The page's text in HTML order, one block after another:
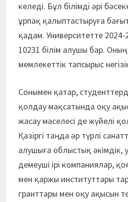
келеді. Бұл білімді әрі
ұрпақ қалыптастыруға
қадам. Университетте
10231 білім алушы бар.
мемлекеттік тапсырыс
Сонымен қатар,
қолдау мақсатында оқу
жасау мәселесі де жүйелі
Қазіргі таңда әр түрлі
алушыға облыстық әкімдік,
демеуші ірі компаниялар,
мен қаржы институттары
гранттары мен оқу ақысын